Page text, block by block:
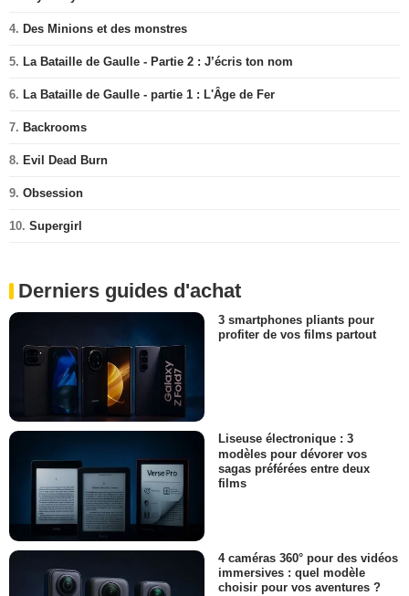
4. Des Minions et des monstres
5. La Bataille de Gaulle - Partie 2 : J’écris ton nom
6. La Bataille de Gaulle - partie 1 : L'Âge de Fer
7. Backrooms
8. Evil Dead Burn
9. Obsession
10. Supergirl
Derniers guides d'achat
3 smartphones pliants pour
profiter de vos films partout
Liseuse électronique : 3
modèles pour dévorer vos
sagas préférées entre deux
films
4 caméras 360° pour des vidéos
immersives : quel modèle
choisir pour vos aventures ?